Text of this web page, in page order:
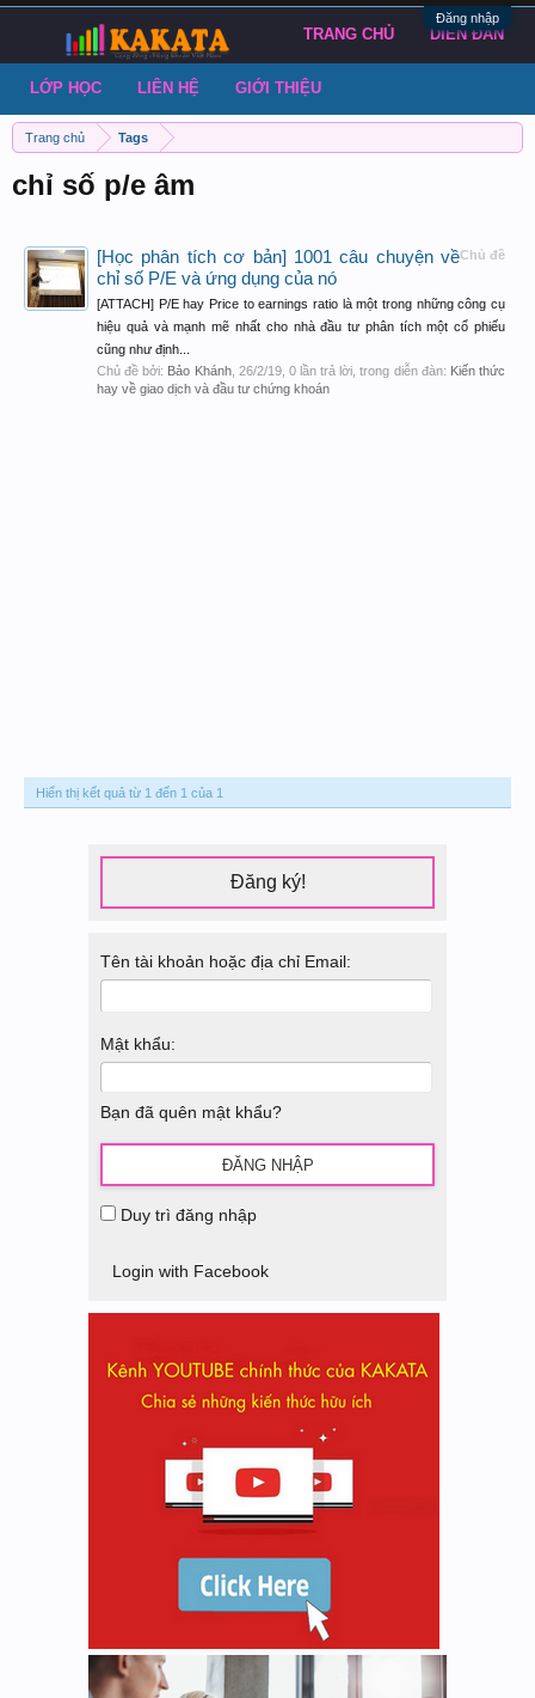
Đăng nhập
Trang chủ Tags
chỉ số p/e âm
Chủ đề
[Học phân tích cơ bản] 1001 câu chuyện về
chỉ số P/E và ứng dụng của nó
[ATTACH] P/E hay Price to earnings ratio là một trong những công cụ
hiệu quả và mạnh mẽ nhất cho nhà đầu tư phân tích một cổ phiếu
cũng như định...
Chủ đề bởi: Bảo Khánh, 26/2/19, 0 lần trả lời, trong diễn đàn: Kiến thức
hay về giao dịch và đầu tư chứng khoán
Hiển thị kết quả từ 1 đến 1 của 1
Đăng ký!
Tên tài khoản hoặc địa chỉ Email:
Mật khẩu:
Bạn đã quên mật khẩu?
Duy trì đăng nhập
Login with Facebook
TRANG CHỦ DIỄN ĐÀN
LỚP HỌC LIÊN HỆ GIỚI THIỆU